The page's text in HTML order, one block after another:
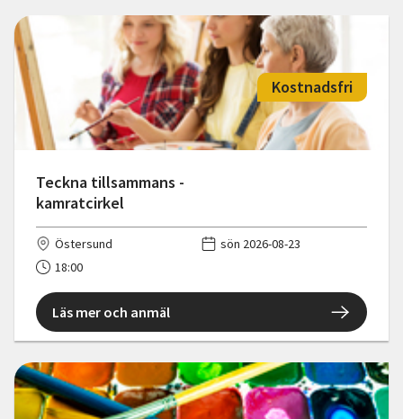
Teckna tillsammans -
kamratcirkel
Kostnadsfri
Östersund
sön 2026-08-23
18:00
Läs mer och anmäl